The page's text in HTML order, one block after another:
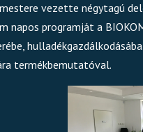
vezette négytagú
napos programját a
termékbemutatóval.